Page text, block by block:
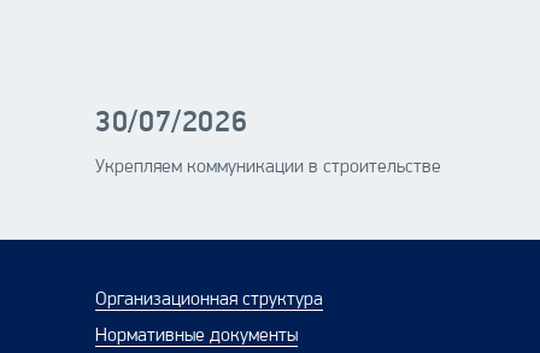
30/07/2026
Укрепляем коммуникации в строительстве
Организационная структура
Нормативные документы